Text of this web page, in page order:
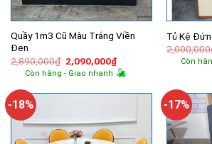
Quầy 1m3 Cũ Màu Trắng Viền
Đen
2,890,000₫ Giá
gốc
là:
2,090,000₫Giá
hiện
tại
2,090,000₫.
Còn hàng - Giao nhanh
Tủ Kệ
2,000,000
Còn
-18% -17%